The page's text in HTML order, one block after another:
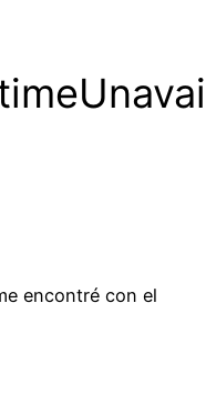
encontré con el